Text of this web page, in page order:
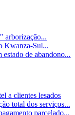
arborização...
Kwanza-Sul...
de abandono...
a clientes lesados
total dos serviços...
parcelado...